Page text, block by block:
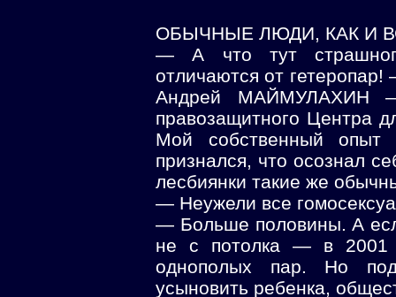
ОБЫЧНЫЕ ЛЮДИ, КАК И
— А что тут
отличаются от
Андрей МАЙМУЛАХИН —
правозащитного Центра
Мой собственный опыт
признался, что осознал
лесбиянки такие же
— Неужели все
— Больше половины. А
не с потолка — в 2001
однополых пар. Но
усыновить ребенка,